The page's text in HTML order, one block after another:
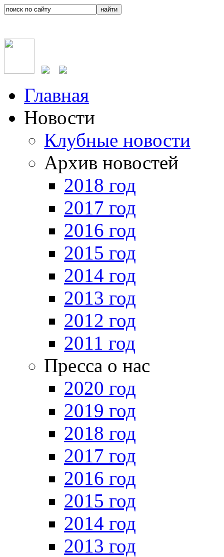
Главная
Новости
Клубные новости
Архив новостей
2018 год
2017 год
2016 год
2015 год
2014 год
2013 год
2012 год
2011 год
Пресса о нас
2020 год
2019 год
2018 год
2017 год
2016 год
2015 год
2014 год
2013 год